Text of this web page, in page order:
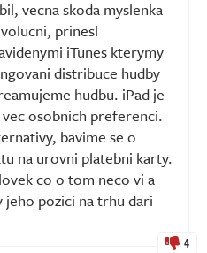
vecna skoda myslenka
prinesl
iTunes kterymy
distribuce hudby
hudbu. iPad je
osobnich preferenci.
bavime se o
na urovni platebni karty.
co o tom neco vi a
jeho pozici na trhu dari
4